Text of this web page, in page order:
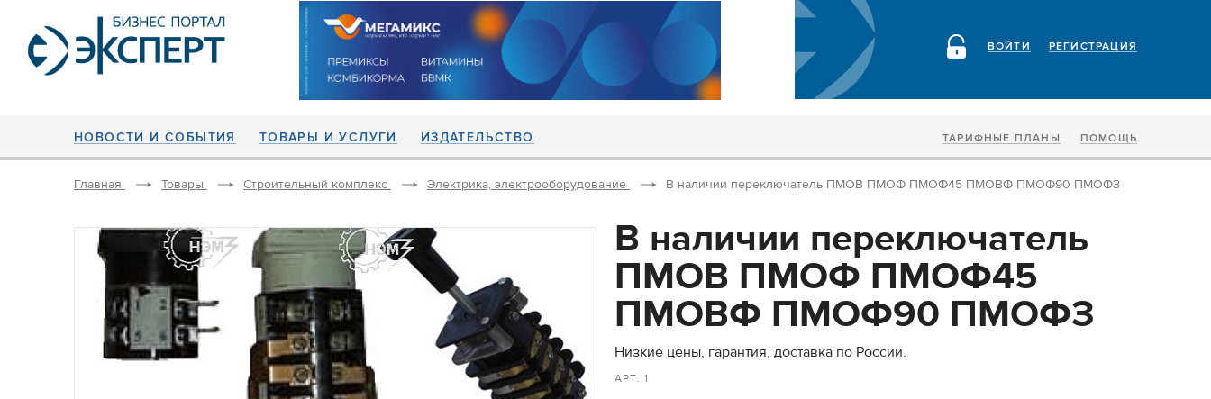
РЕГИСТРАЦИЯ
ВОЙТИ
НОВОСТИ И СОБЫТИЯ ТОВАРЫ И УСЛУГИ ИЗДАТЕЛЬСТВО ТАРИФНЫЕ ПЛАНЫ ПОМОЩЬ
Главная Товары Строительный комплекс Электрика, электрооборудование В наличии переключатель ПМОВ ПМОФ ПМОФ45 ПМОВФ ПМОФ90 ПМОФЗ
В наличии переключатель
ПМОВ ПМОФ ПМОФ45
ПМОВФ ПМОФ90 ПМОФЗ
Низкие цены, гарантия, доставка по России.
АРТ. 1